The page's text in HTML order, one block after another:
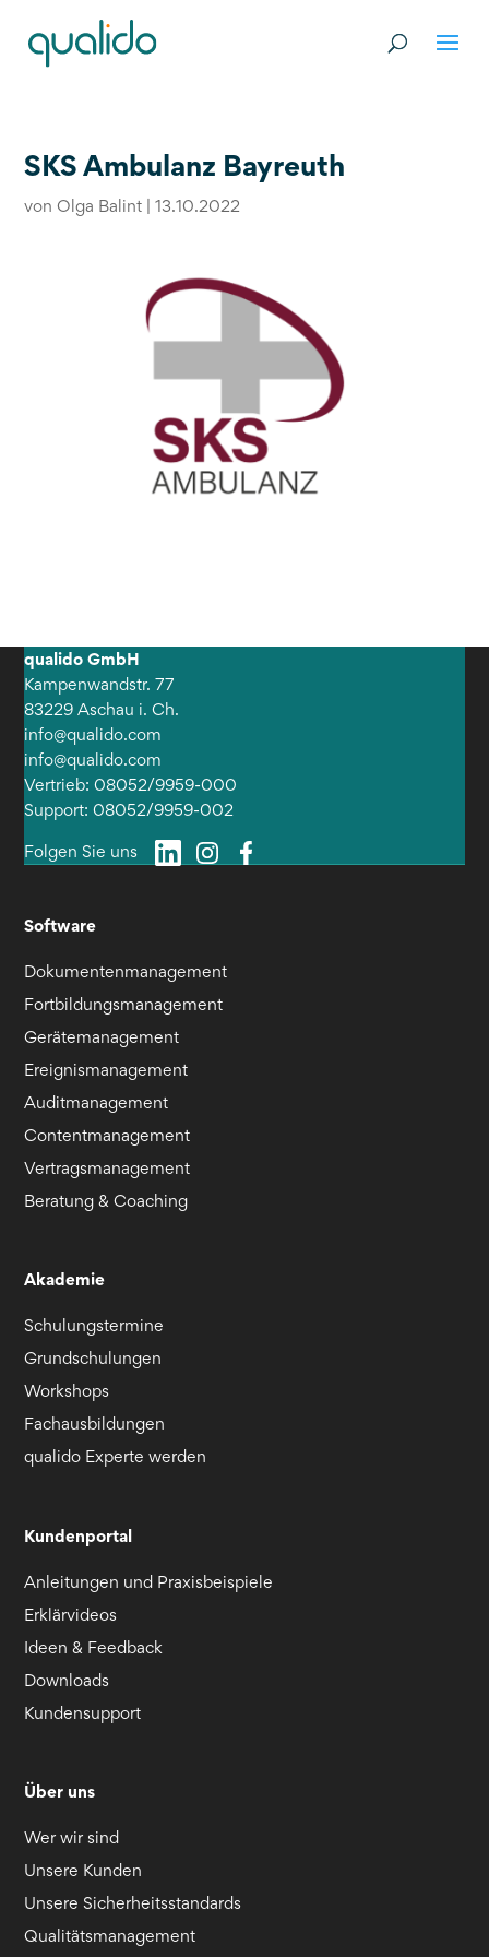
SKS Ambulanz Bayreuth
vonOlga Balint |13.10.2022
qualido GmbH
Kampenwandstr. 77
83229 Aschau i. Ch.
info@qualido.com
info@qualido.com
Vertrieb: 08052/9959-000
Support: 08052/9959-002
Folgen Sie uns
Software
Dokumentenmanagement
Fortbildungsmanagement
Gerätemanagement
Ereignismanagement
Auditmanagement
Contentmanagement
Vertragsmanagement
Beratung & Coaching
Akademie
Schulungstermine
Grundschulungen
Workshops
Fachausbildungen
qualido Experte werden
Kundenportal
Anleitungen und Praxisbeispiele
Erklärvideos
Ideen & Feedback
Downloads
Kundensupport
Über uns
Wer wir sind
Unsere Kunden
Unsere Sicherheitsstandards
Qualitätsmanagement